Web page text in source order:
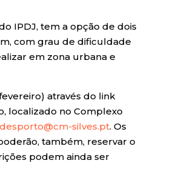
IPDJ, tem a opção de dois
com grau de dificuldade
em zona urbana e
através do link
localizado no Complexo
desporto@cm-silves.pt. Os
também, reservar o
podem ainda ser